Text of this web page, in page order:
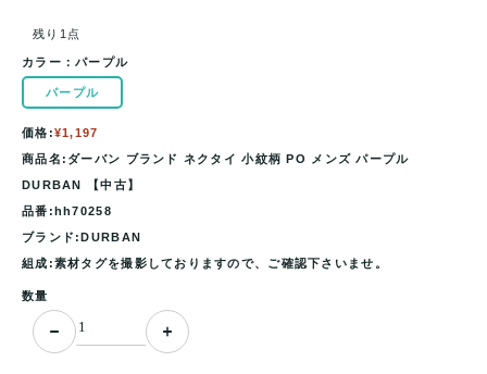
残り1点
カラー：パープル
パープル
価格:¥1,197
商品名:ダーバン ブランド ネクタイ 小紋柄 PO メンズ パープル
DURBAN 【中古】
品番:hh70258
ブランド:DURBAN
組成:素材タグを撮影しておりますので、ご確認下さいませ。
数量